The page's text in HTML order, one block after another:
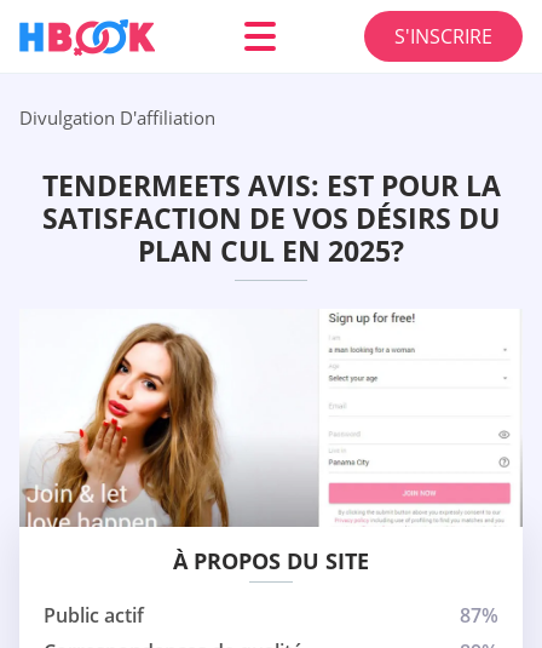
S'INSCRIRE
Divulgation D'affiliation
TENDERMEETS AVIS: EST POUR LA
SATISFACTION DE VOS DÉSIRS DU
PLAN CUL EN 2025?
À PROPOS DU SITE
Public actif
87%